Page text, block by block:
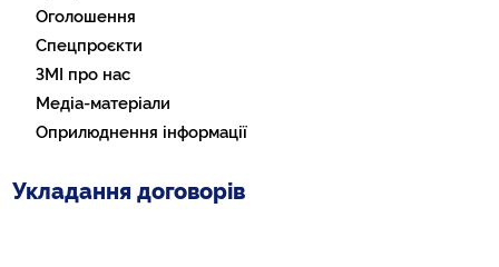
Оголошення
Спецпроєкти
ЗМІ про нас
Медіа-матеріали
Оприлюднення інформації
Укладання договорів